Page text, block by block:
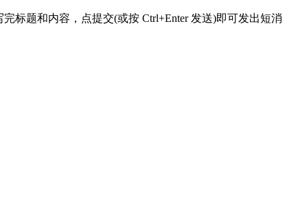
标题和内容，点提交(或按 Ctrl+Enter 发送)即可发出短消